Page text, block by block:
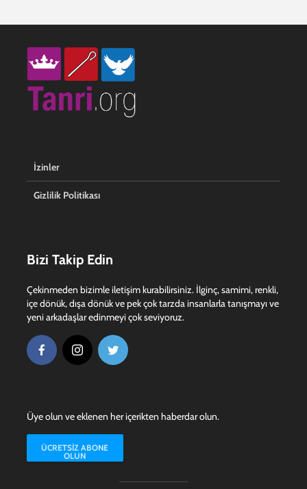
İzinler
Gizlilik Politikası
Bizi Takip Edin
Çekinmeden bizimle iletişim kurabilirsiniz. İlginç, samimi, renkli,
içe dönük, dışa dönük ve pek çok tarzda insanlarla tanışmayı ve
yeni arkadaşlar edinmeyi çok seviyoruz.
Üye olun ve eklenen her içerikten haberdar olun.
ÜCRETSIZ ABONE
OLUN